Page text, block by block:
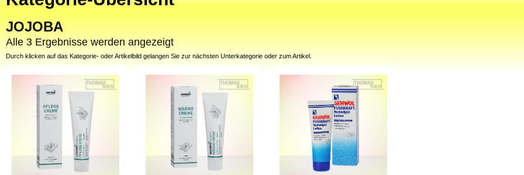
JOJOBA
Alle 3 Ergebnisse werden angezeigt
Durch klicken auf das Kategorie- oder Artikelbild gelangen Sie zur nächsten Unterkategorie oder zum Artikel.